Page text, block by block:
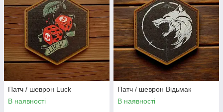
Патч / шеврон Luck
В наявності
Патч / шеврон Відьмак
В наявності